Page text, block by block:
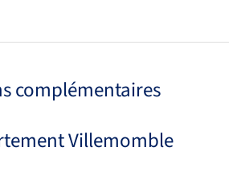
complémentaires
Villemomble